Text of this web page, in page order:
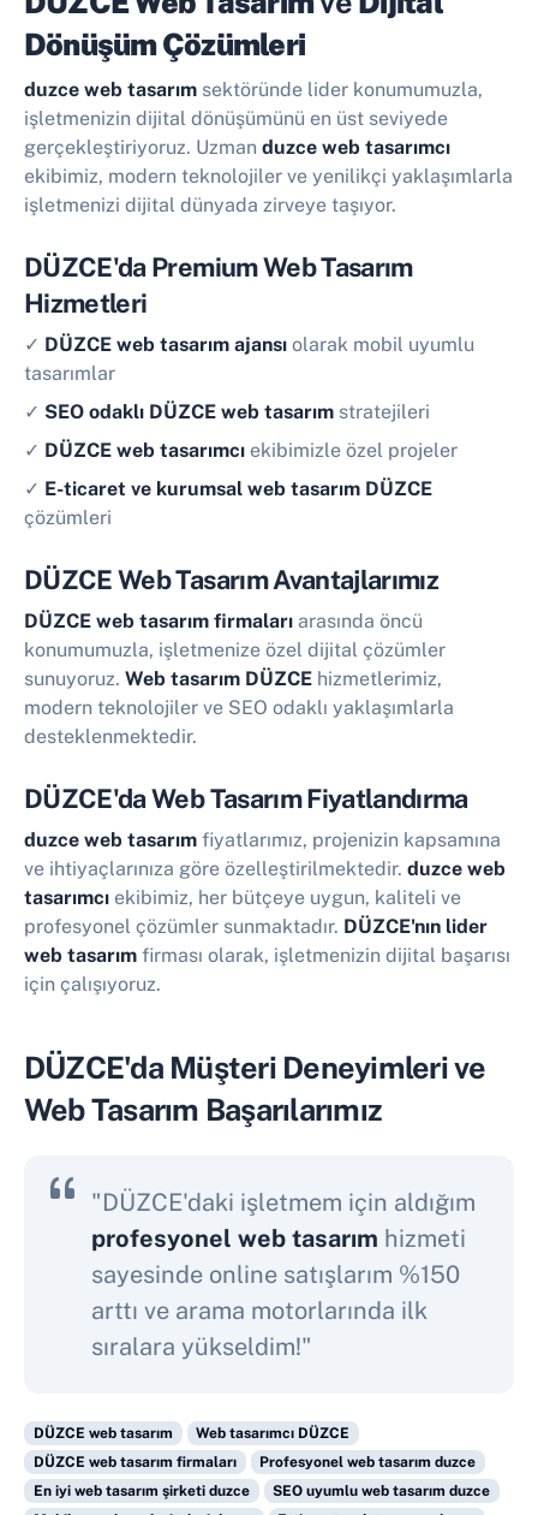
Dönüşüm Çözümleri
duzce web tasarım sektöründe lider konumumuzla,
işletmenizin dijital dönüşümünü en üst seviyede
gerçekleştiriyoruz. Uzman duzce web tasarımcı
ekibimiz, modern teknolojiler ve yenilikçi yaklaşımlarla
işletmenizi dijital dünyada zirveye taşıyor.
DÜZCE'da Premium Web Tasarım
Hizmetleri
✓ DÜZCE web tasarım ajansı olarak mobil uyumlu
tasarımlar
✓ SEO odaklı DÜZCE web tasarım stratejileri
✓ DÜZCE web tasarımcı ekibimizle özel projeler
✓ E-ticaret ve kurumsal web tasarım DÜZCE
çözümleri
DÜZCE Web Tasarım Avantajlarımız
DÜZCE web tasarım firmaları arasında öncü
konumumuzla, işletmenize özel dijital çözümler
sunuyoruz. Web tasarım DÜZCE hizmetlerimiz,
modern teknolojiler ve SEO odaklı yaklaşımlarla
desteklenmektedir.
DÜZCE'da Web Tasarım Fiyatlandırma
duzce web tasarım fiyatlarımız, projenizin kapsamına
ve ihtiyaçlarınıza göre özelleştirilmektedir. duzce web
tasarımcı ekibimiz, her bütçeye uygun, kaliteli ve
profesyonel çözümler sunmaktadır. DÜZCE'nın lider
web tasarım firması olarak, işletmenizin dijital başarısı
için çalışıyoruz.
DÜZCE'da Müşteri Deneyimleri ve
Web Tasarım Başarılarımız
"DÜZCE'daki işletmem için aldığım
profesyonel web tasarım hizmeti
sayesinde online satışlarım %150
arttı ve arama motorlarında ilk
sıralara yükseldim!"
DÜZCE web tasarım
Web tasarımcı DÜZCE
DÜZCE web tasarım firmaları
Profesyonel web tasarım duzce
En iyi web tasarım şirketi duzce
SEO uyumlu web tasarım duzce